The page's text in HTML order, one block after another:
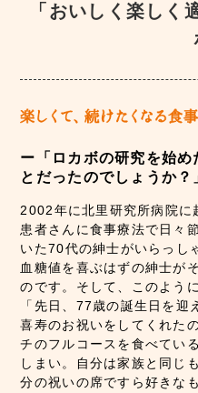
「おいしく楽しく
ー「ロカボの研究を始め
とだったのでしょうか？
2002年に北里研究所病院に
患者さんに食事療法で日々
いた70代の紳士がいらっし
血糖値を喜ぶはずの紳士が
のです。そして、このよう
「先日、77歳の誕生日を
喜寿のお祝いをしてくれた
チのフルコースを食べてい
しまい。自分は家族と同じ
分の祝いの席ですら好きな